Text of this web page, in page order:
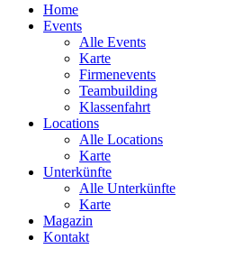
Home
Events
Alle Events
Karte
Firmenevents
Teambuilding
Klassenfahrt
Locations
Alle Locations
Karte
Unterkünfte
Alle Unterkünfte
Karte
Magazin
Kontakt